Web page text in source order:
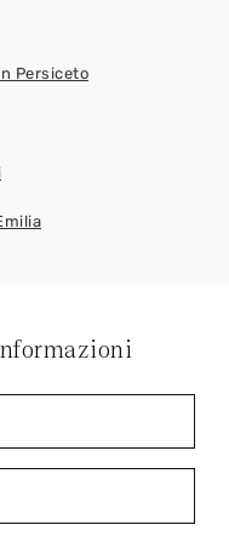
Persiceto